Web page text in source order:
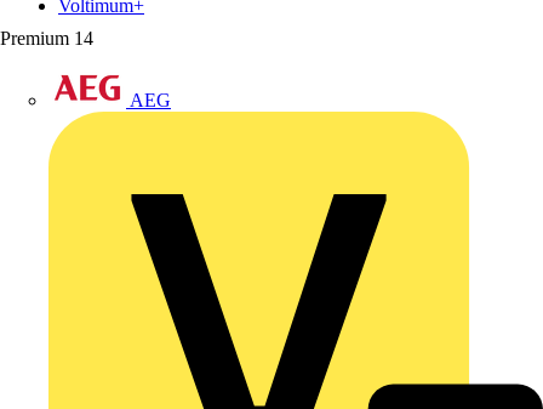
Premium 14
AEG
Voltimum+